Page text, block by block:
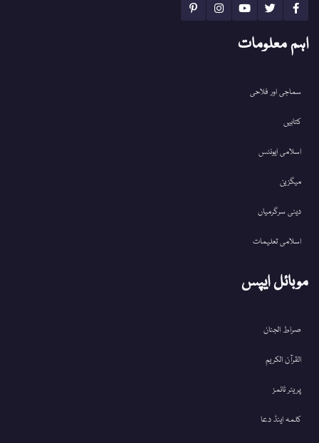
اہم معلومات
سماجی اور فلاحی
کتابیں
اسلامی ایونٹس
میگزین
دینی سرگرمیاں
اسلامی تعلیمات
موبائل ایپس
صراط الجنان
القرآن الکریم
پریئر ٹائمز
کلمہ اینڈ دعا